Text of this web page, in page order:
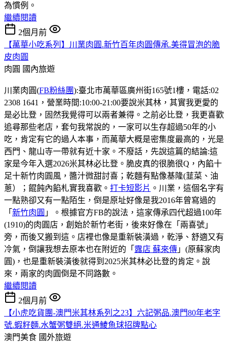
為慣例。
繼續閱讀
2個月前
【萬華小吃系列】川業肉圓.新竹百年肉圓傳承.美得冒泡的脆
皮肉圓
肉圓 國內旅遊
川業肉圓(FB粉絲團):臺北市萬華區廣州街165號1樓，電話:02
2308 1641，營業時間:10:00-21:00要說米其林，其實我更愛的
是必比登，固然我覺得可以兩者兼得。之前必比登，我更喜歡
追尋那些老店，套句我常說的，一家可以生存超過50年的小
吃，肯定有它的過人本事，而萬華大概是密集度最高的，光是
西門、龍山寺一帶就有近十家。不廢話，先說這篇的結論:這
家是今年入選2026米其林必比登。脆皮真的很脆很Q，內餡十
足十新竹肉圓風，醬汁微甜討喜；乾麵有點像基隆(韮菜、油
蔥）；餛飩內餡札實我喜歡。 打卡短影片 。川業，這個名字有
一點熟卻又有一點陌生，倒是原址好像是我2016年曾寫過的
「 新竹肉圓 」。根據官方FB的說法，這家傳承四代超過100年
(1910)的肉圓店，創始於新竹老街，後來好像在「兩喜號」
旁，而後又搬到這。店裡也像是重新裝潢過，乾淨、舒適又有
冷氣，倒讓我想去原本也在附近的「 露店 蘇來傳 」(原蘇家肉
圓)，也是重新裝潢後就得到2025米其林必比登的肯定。說
來，兩家的肉圓倒是不同路數。
繼續閱讀
2個月前
【小虎吃貨團-澳門米其林系列之23】六記粥品.澳門80年老字
號.蝦籽麵.水蟹粥雙絕.米通鯪魚球招牌點心
澳門美食 國外旅遊